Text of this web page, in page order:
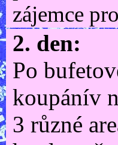
zájemce
2. den:
Po
koupánív
3 různé